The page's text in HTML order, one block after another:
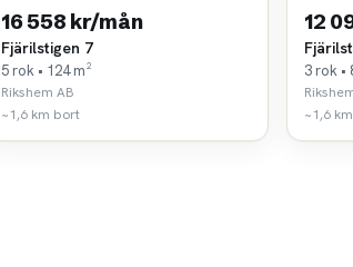
16 558 kr/mån
Fjärilstigen 7
5 rok • 124 m²
Rikshem AB
~1,6 km bort
12
3 rok •
~1,6